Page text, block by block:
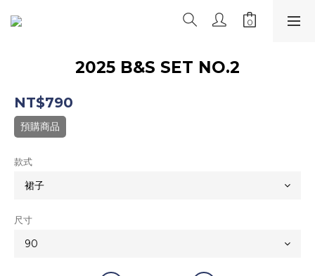
2025 B&S SET NO.2
NT$790
預購商品
款式
尺寸